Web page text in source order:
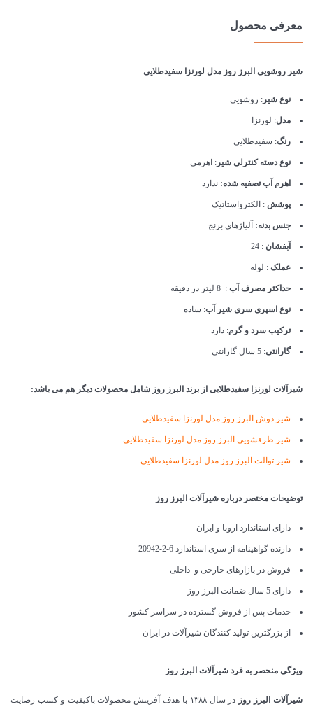
معرفی محصول
شیر روشویی البرز روز مدل لورنزا سفیدطلایی
نوع شیر : روشویی
مدل: لورنزا
رنگ: سفیدطلایی
نوع دسته کنترلی شیر : اهرمی
اهرم آب تصفیه شده: ندارد
پوشش : الکترواستاتیک
جنس بدنه: آلیاژهای برنج
آبفشان : 24
عملک : لوله
حداکثر مصرف آب : 8 لیتر در دقیقه
نوع اسپری سری شیر آب: ساده
ترکیب سرد و گرم: دارد
گارانتی: 5 سال گارانتی
شیرآلات لورنزا سفیدطلایی از برند البرز روز شامل محصولات دیگر هم می باشد:
شیر دوش البرز روز مدل لورنزا سفیدطلایی
شیر ظرفشویی البرز روز مدل لورنزا سفیدطلایی
شیر توالت البرز روز مدل لورنزا سفیدطلایی
توضیحات مختصر درباره شیرآلات البرز روز
دارای استاندارد اروپا و ایران
دارنده گواهینامه از سری استاندارد 6-2-20942
فروش در بازارهای خارجی و داخلی
دارای 5 سال ضمانت البرز روز
خدمات پس از فروش گسترده در سراسر کشور
از بزرگترین تولید کنندگان شیرآلات در ایران
ویژگی منحصر به فرد شیرآلات البرز روز
شیرآلات البرز روز در سال ١٣٨٨ با هدف آفرینش‌ محصولات باکیفیت‌ و کسب‌ رضایت‌